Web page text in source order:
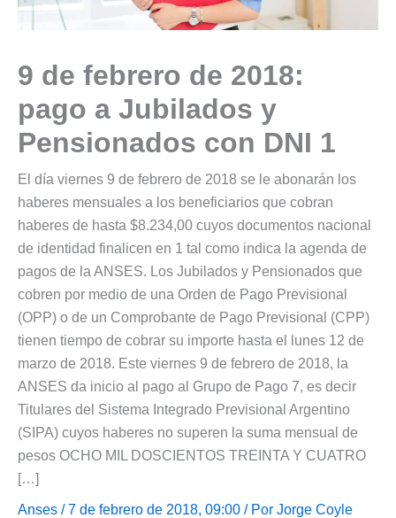
9 de febrero de 2018:
pago a Jubilados y
Pensionados con DNI 1
El día viernes 9 de febrero de 2018 se le abonarán los
haberes mensuales a los beneficiarios que cobran
haberes de hasta $8.234,00 cuyos documentos nacional
de identidad finalicen en 1 tal como indica la agenda de
pagos de la ANSES. Los Jubilados y Pensionados que
cobren por medio de una Orden de Pago Previsional
(OPP) o de un Comprobante de Pago Previsional (CPP)
tienen tiempo de cobrar su importe hasta el lunes 12 de
marzo de 2018. Este viernes 9 de febrero de 2018, la
ANSES da inicio al pago al Grupo de Pago 7, es decir
Titulares del Sistema Integrado Previsional Argentino
(SIPA) cuyos haberes no superen la suma mensual de
pesos OCHO MIL DOSCIENTOS TREINTA Y CUATRO
[…]
Anses / 7 de febrero de 2018, 09:00 / Por Jorge Coyle